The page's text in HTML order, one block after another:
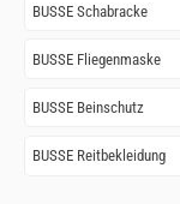
BUSSE Schabracke
BUSSE Fliegenmaske
BUSSE Beinschutz
BUSSE Reitbekleidung